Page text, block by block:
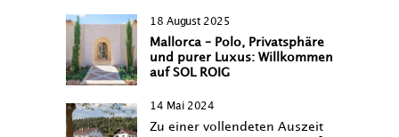
18 August 2025
Mallorca – Polo, Privatsphäre
und purer Luxus: Willkommen
auf SOL ROIG
14 Mai 2024
Zu einer vollendeten Auszeit